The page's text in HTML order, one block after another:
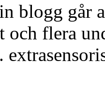
blogg går
och flera